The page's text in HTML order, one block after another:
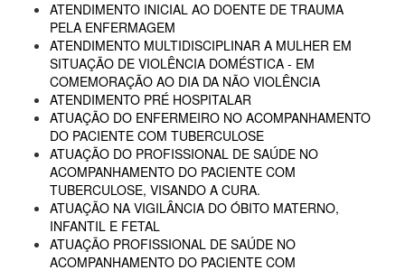
ATENDIMENTO INICIAL AO DOENTE DE TRAUMA
PELA ENFERMAGEM
ATENDIMENTO MULTIDISCIPLINAR A MULHER EM
SITUAÇÃO DE VIOLÊNCIA DOMÉSTICA - EM
COMEMORAÇÃO AO DIA DA NÃO VIOLÊNCIA
ATENDIMENTO PRÉ HOSPITALAR
ATUAÇÃO DO ENFERMEIRO NO ACOMPANHAMENTO
DO PACIENTE COM TUBERCULOSE
ATUAÇÃO DO PROFISSIONAL DE SAÚDE NO
ACOMPANHAMENTO DO PACIENTE COM
TUBERCULOSE, VISANDO A CURA.
ATUAÇÃO NA VIGILÂNCIA DO ÓBITO MATERNO,
INFANTIL E FETAL
ATUAÇÃO PROFISSIONAL DE SAÚDE NO
ACOMPANHAMENTO DO PACIENTE COM